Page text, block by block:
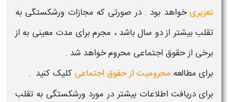
تعزیریخواهد بود . در صورتی که مجازات ورشکستگی به
تقلببیشتر از دو سال باشد ، مجرم برای مدت معینی به از
برخی از حقوق اجتماعی محروم خواهد شد .
برای مطالعه محرومیت از حقوق اجتماعی کلیک کنید .
​برای دریافت اطلاعات بیشتر در مورد ورشکستگی به تقلب